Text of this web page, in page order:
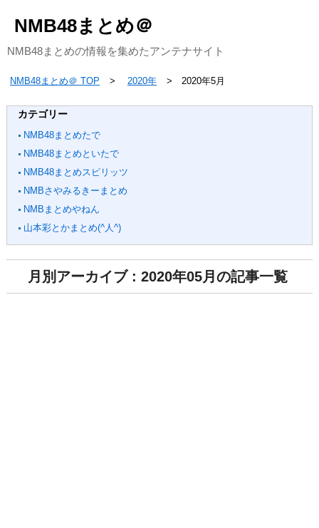
NMB48まとめ＠
NMB48まとめの情報を集めたアンテナサイト
NMB48まとめ＠ TOP 2020年 2020年5月
カテゴリー
NMB48まとめたで
NMB48まとめといたで
NMB48まとめスピリッツ
NMBさやみるきーまとめ
NMBまとめやねん
山本彩とかまとめ(^人^)
月別アーカイブ : 2020年05月の記事一覧